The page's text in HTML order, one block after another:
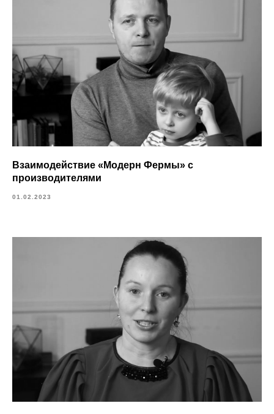
Взаимодействие «Модерн Фермы» с
производителями
01.02.2023